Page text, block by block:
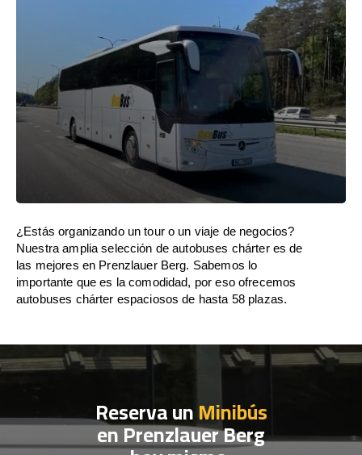
¿Estás organizando un tour o un viaje de negocios?
Nuestra amplia selección de autobuses chárter es de
las mejores en Prenzlauer Berg. Sabemos lo
importante que es la comodidad, por eso ofrecemos
autobuses chárter espaciosos de hasta 58 plazas.
Reserva unMinibús
en Prenzlauer Berg